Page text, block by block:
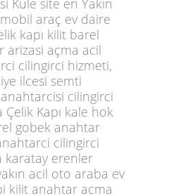
Kule site en Yakın
araç ev daire
kapı kilit barel
arizasi açma acil
cilingirci hizmeti,
ilcesi semti
cilingirci
Kapı kale hok
gobek anahtar
cilingirci
karatay erenler
acil oto araba ev
kilit anahtar acma